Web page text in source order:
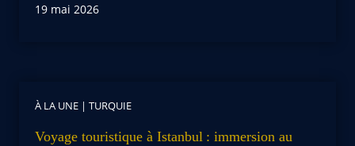
19 mai 2026
À LA UNE | TURQUIE
Voyage touristique à Istanbul : immersion au